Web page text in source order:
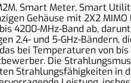
Smart Meter, Smart
Gehäuse mit 2X2 MIMO
bis 4200-MHz-Band ab,
2,4- und 5-GHz-Bändern,
bei Temperaturen von bis
Die
Strahlungsfähigkeiten in